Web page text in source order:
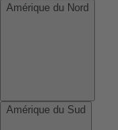
Amérique du Nord
Amérique du Sud